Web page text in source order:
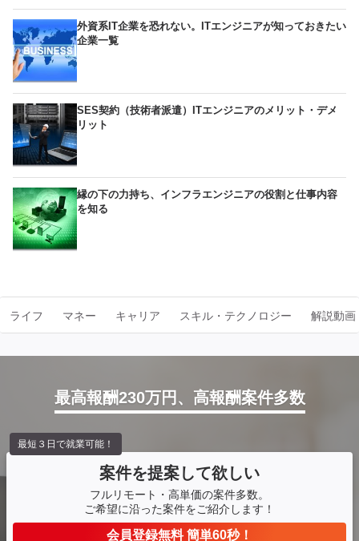
外資系IT企業を恐れない。ITエンジニアが知っておきたい
企業一覧
SES契約（技術者派遣）ITエンジニアのメリット・デメ
リット
縁の下の力持ち、インフラエンジニアの役割と仕事内容
を知る
ライフ マネー キャリア スキル・テクノロジー 解説動画
最高報酬230万円、高報酬案件多数
案件を提案して欲しい
フルリモート・高単価の案件多数。
ご希望に沿った案件をご紹介します！
会員登録無料 簡単60秒！
最短３日で就業可能！